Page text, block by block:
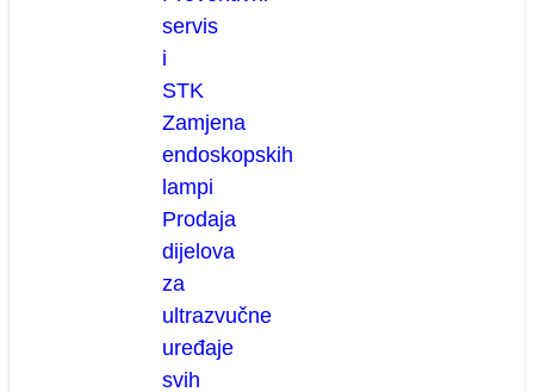
servis
i
STK
Zamjena
endoskopskih
lampi
Prodaja
dijelova
za
ultrazvučne
uređaje
svih